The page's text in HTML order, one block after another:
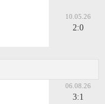
10.05.26
2:0
06.08.26
3:1